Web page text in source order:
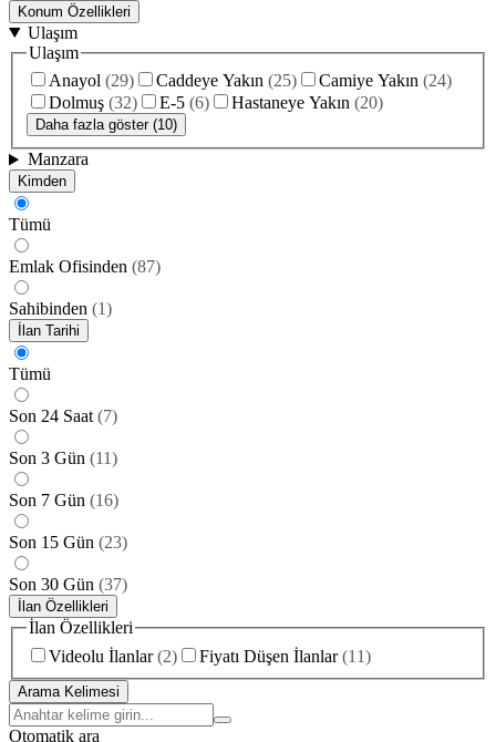
Konum Özellikleri
Ulaşım
Ulaşım
Anayol (29) Caddeye Yakın (25) Camiye Yakın (24)
Dolmuş (32) E-5 (6) Hastaneye Yakın (20)
Daha fazla göster (10)
Manzara
Kimden
Tümü
Emlak Ofisinden (87)
Sahibinden (1)
İlan Tarihi
Tümü
Son 24 Saat (7)
Son 3 Gün (11)
Son 7 Gün (16)
Son 15 Gün (23)
Son 30 Gün (37)
İlan Özellikleri
İlan Özellikleri
Videolu İlanlar (2) Fiyatı Düşen İlanlar (11)
Arama Kelimesi
Otomatik ara